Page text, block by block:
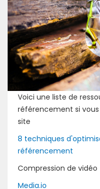
Voici une liste de
référencement si
site
8 techniques
référencement
Compression de vidéo
Media.io